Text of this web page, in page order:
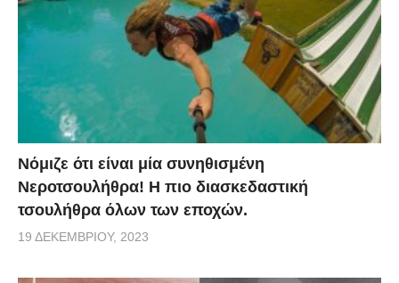
Νόμιζε ότι είναι μία συνηθισμένη
Νεροτσουλήθρα! Η πιο διασκεδαστική
τσουλήθρα όλων των εποχών.
19 ΔΕΚΕΜΒΡΊΟΥ, 2023